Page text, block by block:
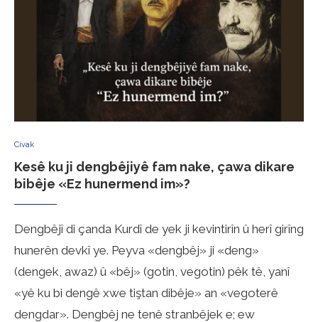
Civak
Kesê ku ji dengbêjiyê fam nake, çawa dikare
bibêje «Ez hunermend im»?
Dengbêjî di çanda Kurdî de yek ji kevintirîn û herî girîng
hunerên devkî ye. Peyva «dengbêj» ji «deng»
(dengek, awaz) û «bêj» (gotin, vegotin) pêk tê, yanî
«yê ku bi dengê xwe tiştan dibêje» an «vegoterê
dengdar». Dengbêj ne tenê stranbêjek e; ew